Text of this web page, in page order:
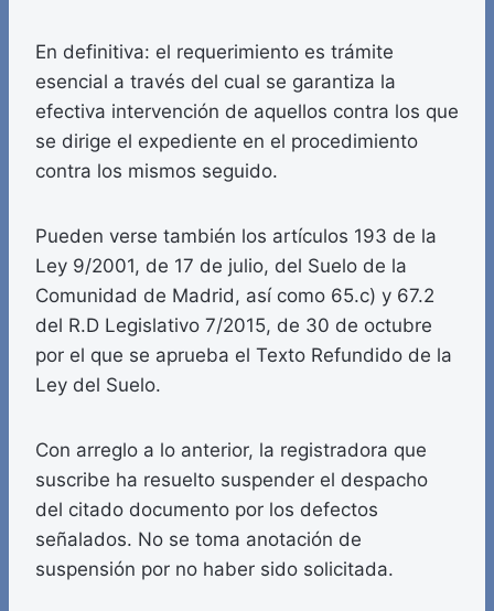
En definitiva: el requerimiento es trámite
esencial a través del cual se garantiza la
efectiva intervención de aquellos contra los que
se dirige el expediente en el procedimiento
contra los mismos seguido.
Pueden verse también los artículos 193 de la
Ley 9/2001, de 17 de julio, del Suelo de la
Comunidad de Madrid, así como 65.c) y 67.2
del R.D Legislativo 7/2015, de 30 de octubre
por el que se aprueba el Texto Refundido de la
Ley del Suelo.
Con arreglo a lo anterior, la registradora que
suscribe ha resuelto suspender el despacho
del citado documento por los defectos
señalados. No se toma anotación de
suspensión por no haber sido solicitada.